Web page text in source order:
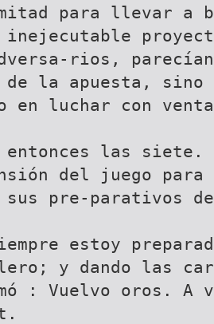
para llevar a
rios,
la apuesta, sino
en luchar con
entonces las
del juego para
sus pre-parativos
estoy
y dando las
: Vuelvo oros.